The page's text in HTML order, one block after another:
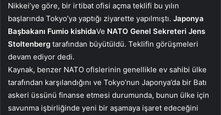
Nikkei’ye göre, bir irtibat ofisi açma teklifi bu yılın
başlarında Tokyo’ya yaptığı ziyarette yapılmıştı. Japonya
Başbakanı Fumio kishidaVe NATO Genel Sekreteri Jens
Stoltenberg tarafından büyütüldü. Teklifin görüşmeleri
devam ediyor dedi.
Kaynak, benzer NATO ofislerinin genellikle ev sahibi ülke
tarafından karşılandığını ve Tokyo’nun Japonya’da bir Batı
askeri üssünü finanse etmesi durumunda, bunun ülke için
savunma işbirliğinde yeni bir aşamaya işaret edeceğini